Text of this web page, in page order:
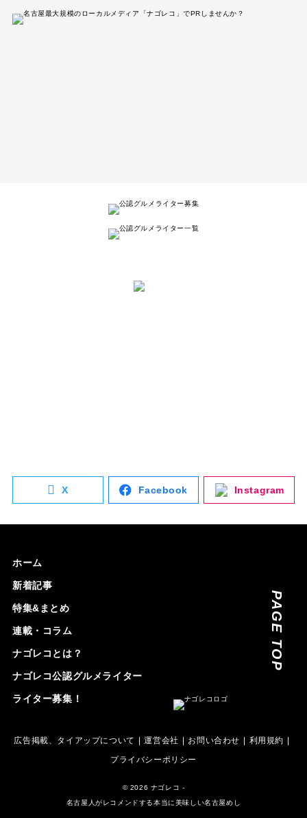
X Facebook Instagram
ホーム
新着記事
特集&まとめ
連載・コラム
ナゴレコとは？
ナゴレコ公認グルメライター
ライター募集！
広告掲載、タイアップについて 運営会社 お問い合わせ
利用規約
プライバシーポリシー
© 2026 ナゴレコ -
名古屋人がレコメンドする本当に美味しい名古屋めし
PAGE TOP